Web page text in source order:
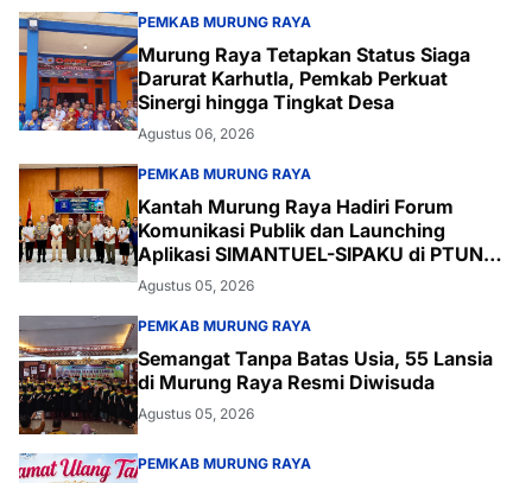
PEMKAB MURUNG RAYA
Murung Raya Tetapkan Status Siaga
Darurat Karhutla, Pemkab Perkuat
Sinergi hingga Tingkat Desa
Agustus 06, 2026
PEMKAB MURUNG RAYA
Kantah Murung Raya Hadiri Forum
Komunikasi Publik dan Launching
Aplikasi SIMANTUEL-SIPAKU di PTUN
Palangka Raya
Agustus 05, 2026
PEMKAB MURUNG RAYA
Semangat Tanpa Batas Usia, 55 Lansia
di Murung Raya Resmi Diwisuda
Agustus 05, 2026
PEMKAB MURUNG RAYA